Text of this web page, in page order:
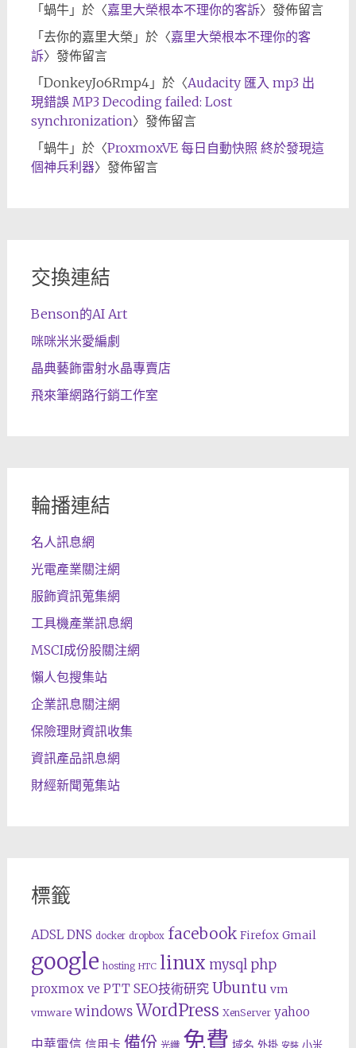
「蝸牛」於〈嘉里大榮根本不理你的客訴〉發佈留言
「去你的嘉里大榮 」於〈嘉里大榮根本不理你的客
訴〉發佈留言
「DonkeyJo6Rmp4」於〈Audacity 匯入 mp3 出
現錯誤 MP3 Decoding failed: Lost
synchronization〉發佈留言
「蝸牛」於〈ProxmoxVE 每日自動快照 終於發現這
個神兵利器〉發佈留言
交換連結
Benson的AI Art
咪咪米米愛編劇
晶典藝飾雷射水晶專賣店
飛來筆網路行銷工作室
輪播連結
名人訊息網
光電產業關注網
服飾資訊蒐集網
工具機產業訊息網
MSCI成份股關注網
懶人包搜集站
企業訊息關注網
保險理財資訊收集
資訊產品訊息網
財經新聞蒐集站
標籤
ADSL DNS docker dropbox facebook Firefox Gmail
google hosting HTC linux mysql php
proxmox ve PTT SEO技術研究 Ubuntu vm
vmware windows WordPress XenServer yahoo
中華電信 信用卡 備份 光纖 免費 域名 外掛 安裝 小米